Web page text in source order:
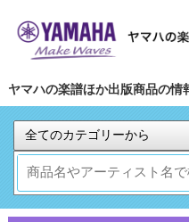
ヤマハの楽譜ほか出版商品の情